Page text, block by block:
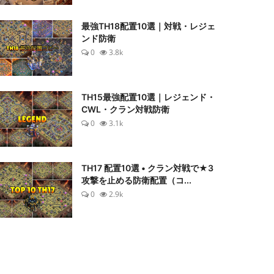
最強TH18配置10選｜対戦・レジェ
ンド防衛
0
3.8k
TH15最強配置10選｜レジェンド・
CWL・クラン対戦防衛
0
3.1k
TH17 配置10選 • クラン対戦で★3
攻撃を止める防衛配置（コ...
0
2.9k